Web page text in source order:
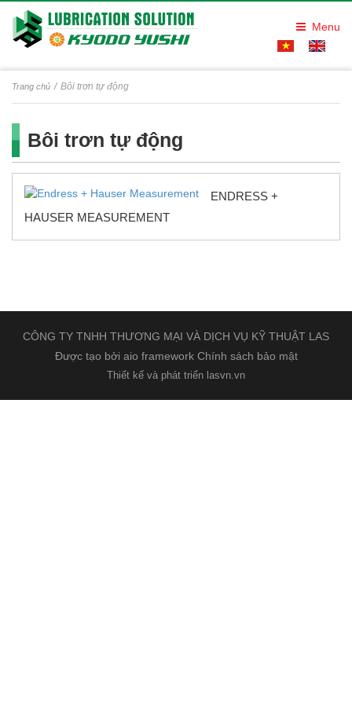
Menu
Trang chủ Bôi trơn tự động
Bôi trơn tự động
ENDRESS +
HAUSER MEASUREMENT
CÔNG TY TNHH THƯƠNG MẠI VÀ DỊCH VỤ KỸ THUẬT LAS
Được tạo bởi aio framework Chính sách bảo mật
Thiết kế và phát triển lasvn.vn